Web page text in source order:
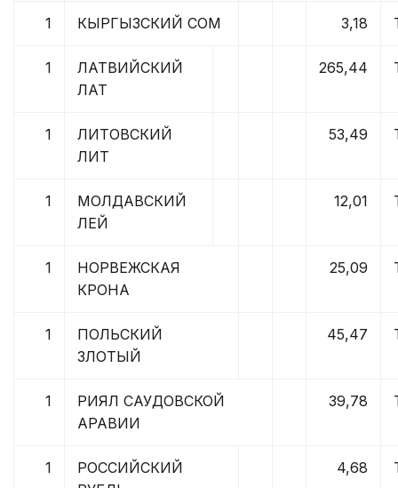
1 КЫРГЫЗСКИЙ СОМ 3,18
1
ЛАТВИЙСКИЙ
ЛАТ
265,44
1
ЛИТОВСКИЙ
ЛИТ
53,49
1
МОЛДАВСКИЙ
ЛЕЙ
12,01
1
НОРВЕЖСКАЯ
КРОНА
25,09
1
ПОЛЬСКИЙ
ЗЛОТЫЙ
45,47
1
РИЯЛ САУДОВСКОЙ
АРАВИИ
39,78
1
РОССИЙСКИЙ
4,68